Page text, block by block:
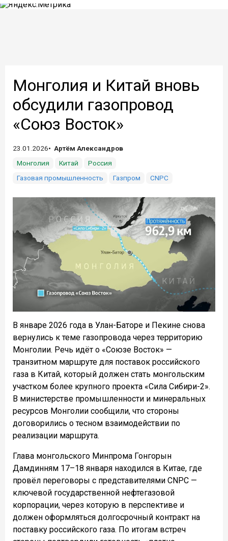
Монголия и Китай вновь
обсудили газопровод
«Союз Восток»
23.01.2026
Артём Александров
Монголия
Китай
Россия
Газовая промышленность
Газпром CNPC
В январе 2026 года в Улан-Баторе и Пекине снова
вернулись к теме газопровода через территорию
Монголии. Речь идёт о «Союзе Восток» —
транзитном маршруте для поставок российского
газа в Китай, который должен стать монгольским
участком более крупного проекта «Сила Сибири-2».
В министерстве промышленности и минеральных
ресурсов Монголии сообщили, что стороны
договорились о тесном взаимодействии по
реализации маршрута.
Глава монгольского Минпрома Гонгорын
Дамдинням 17–18 января находился в Китае, где
провёл переговоры с представителями CNPC —
ключевой государственной нефтегазовой
корпорации, через которую в перспективе и
должен оформляться долгосрочный контракт на
поставку российского газа. По итогам встреч